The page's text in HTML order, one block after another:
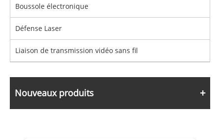
Boussole électronique
Défense Laser
Liaison de transmission vidéo sans fil
Nouveaux produits